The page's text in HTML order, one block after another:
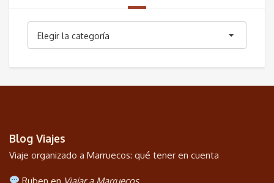
Elegir la categoría
Blog Viajes
Viaje organizado a Marruecos: qué tener en cuenta